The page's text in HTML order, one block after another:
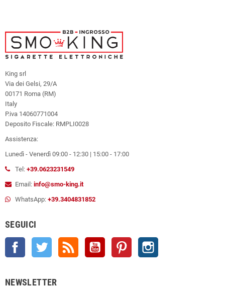
King srl
Via dei Gelsi, 29/A
00171 Roma (RM)
Italy
P.iva 14060771004
Deposito Fiscale: RMPLI0028
Assistenza:
Lunedì - Venerdì 09:00 - 12:30 | 15:00 - 17:00
Tel: +39.0623231549
Email: info@smo-king.it
WhatsApp: +39.3404831852
SEGUICI
Facebook Twitter YouTube Pinterest
NEWSLETTER